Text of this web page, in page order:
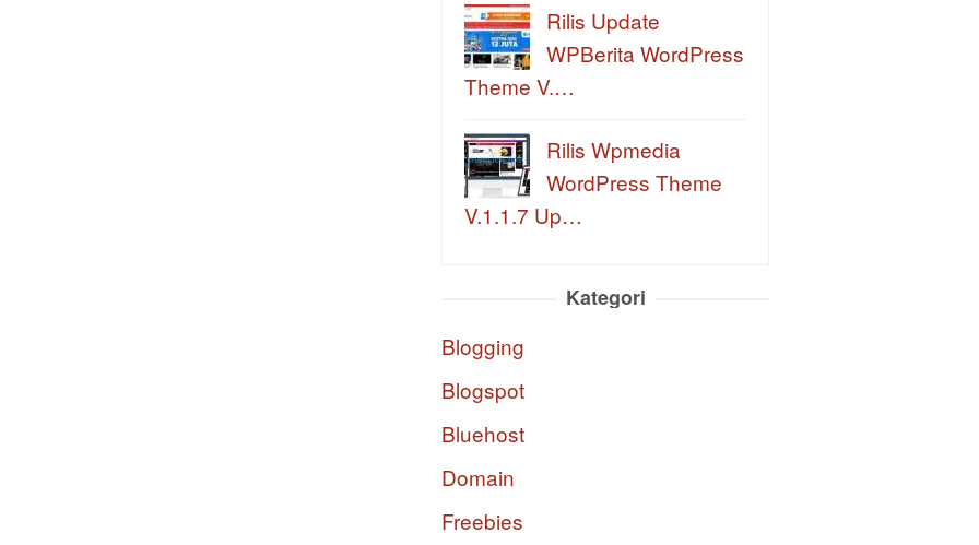
Rilis Update
WPBerita WordPress
Theme V.…
Rilis Wpmedia
WordPress Theme
V.1.1.7 Up…
Kategori
Blogging
Blogspot
Bluehost
Domain
Freebies